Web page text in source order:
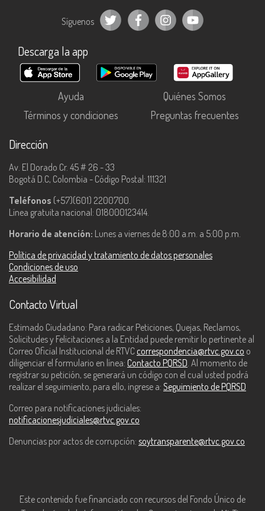
Síguenos
Descarga la app
Ayuda
Quiénes Somos
Términos y condiciones
Preguntas frecuentes
Dirección
Av. El Dorado Cr. 45 # 26 - 33
Bogotá D.C, Colombia - Código Postal: 111321
Teléfonos (+57)(601) 2200700.
Línea gratuita nacional: 018000123414.
Horario de atención: Lunes a viernes de 8:00 a.m. a 5:00 p.m.
Política de privacidad y tratamiento de datos personales
Condiciones de uso
Accesibilidad
Contacto Virtual
Estimado Ciudadano: Para radicar Peticiones, Quejas, Reclamos,
Solicitudes y Felicitaciones a la Entidad puede remitir lo pertinente al
Correo Oficial Institucional de RTVC correspondencia@rtvc.gov.co o
diligenciar el formulario en línea: Contacto PQRSD. Al momento de
registrar su petición, se generará un código con el cual usted podrá
realizar el seguimiento, para ello, ingrese a: Seguimiento de PQRSD
Correo para notificaciones judiciales:
notificacionesjudiciales@rtvc.gov.co
Denuncias por actos de corrupción: soytransparente@rtvc.gov.co
Este contenido fue financiado con recursos del Fondo Único de